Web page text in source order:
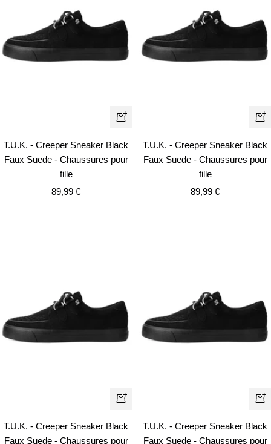
Apercu
T.U.K. - Creeper Sneaker Black
Faux Suede - Chaussures pour
fille
Prix
89,99 €
T.U.K. - Creeper Sneaker Black
Faux Suede - Chaussures pour
fille
Prix
89,99 €
Apercu
T.U.K. - Creeper Sneaker Black
Faux Suede - Chaussures pour
T.U.K. - Creeper Sneaker Black
Faux Suede - Chaussures pour